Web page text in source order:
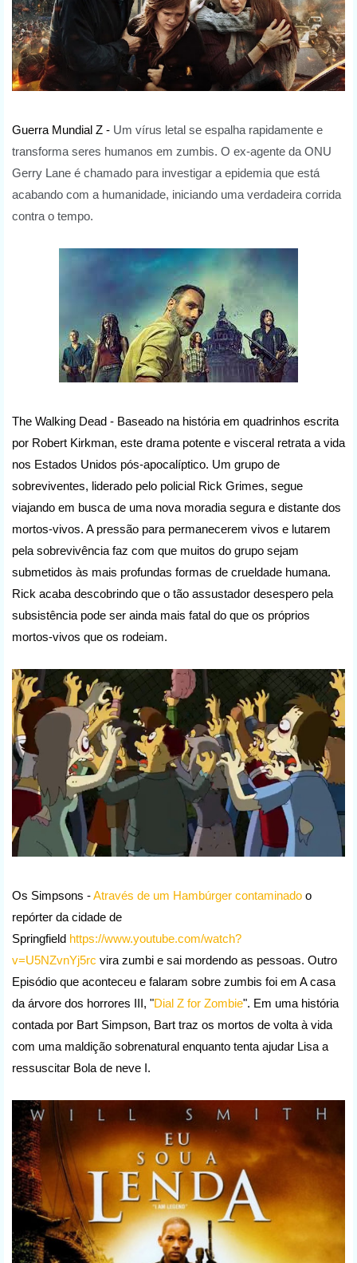
Guerra Mundial Z - Um vírus letal se espalha rapidamente e
transforma seres humanos em zumbis. O ex-agente da ONU
Gerry Lane é chamado para investigar a epidemia que está
acabando com a humanidade, iniciando uma verdadeira corrida
contra o tempo.
The Walking Dead - Baseado na história em quadrinhos escrita
por Robert Kirkman, este drama potente e visceral retrata a vida
nos Estados Unidos pós-apocalíptico. Um grupo de
sobreviventes, liderado pelo policial Rick Grimes, segue
viajando em busca de uma nova moradia segura e distante dos
mortos-vivos. A pressão para permanecerem vivos e lutarem
pela sobrevivência faz com que muitos do grupo sejam
submetidos às mais profundas formas de crueldade humana.
Rick acaba descobrindo que o tão assustador desespero pela
subsistência pode ser ainda mais fatal do que os próprios
mortos-vivos que os rodeiam.
Os Simpsons -Através de um Hambúrger contaminado o
repórter da cidade de
Springfield https://www.youtube.com/watch?
v=U5NZvnYj5rc vira zumbi e sai mordendo as pessoas. Outro
Episódio que aconteceu e falaram sobre zumbis foi em A casa
da árvore dos horrores III, "Dial Z for Zombie". Em uma história
contada por Bart Simpson, Bart traz os mortos de volta à vida
com uma maldição sobrenatural enquanto tenta ajudar Lisa a
ressuscitar Bola de neve I.